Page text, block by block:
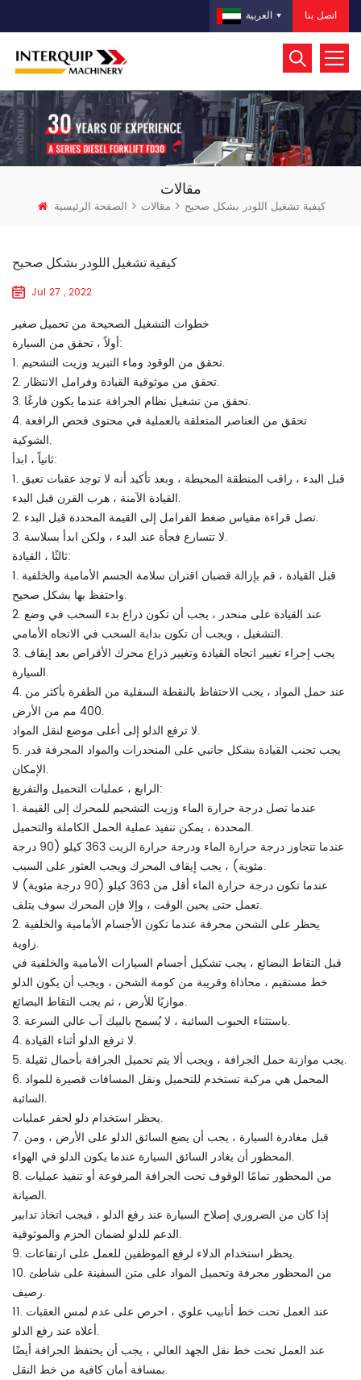
اتصل بنا العربية
مقالات
الصفحة الرئيسية مقالات كيفية تشغيل اللودر بشكل صحيح
كيفية تشغيل اللودر بشكل صحيح
Jul 27 , 2022
خطوات التشغيل الصحيحة من تحميل صغير
أولاً ، تحقق من السيارة:
1. تحقق من الوقود وماء التبريد وزيت التشحيم.
2. تحقق من موثوقية القيادة وفرامل الانتظار.
3. تحقق من تشغيل نظام الجرافة عندما يكون فارغًا.
4. تحقق من العناصر المتعلقة بالعملية في محتوى فحص الرافعة
الشوكية.
ثانياً ، ابدأ:
1. قبل البدء ، راقب المنطقة المحيطة ، وبعد تأكيد أنه لا توجد عقبات تعيق
القيادة الآمنة ، هرب القرن قبل البدء.
2. تصل قراءة مقياس ضغط الفرامل إلى القيمة المحددة قبل البدء.
3. لا تتسارع فجأة عند البدء ، ولكن ابدأ بسلاسة.
ثالثًا ، القيادة:
1. قبل القيادة ، قم بإزالة قضبان اقتران سلامة الجسم الأمامية والخلفية
واحتفظ بها بشكل صحيح.
2. عند القيادة على منحدر ، يجب أن تكون ذراع بدء السحب في وضع
التشغيل ، ويجب أن تكون بداية السحب في الاتجاه الأمامي.
3. يجب إجراء تغيير اتجاه القيادة وتغيير ذراع محرك الأقراص بعد إيقاف
السيارة.
4. عند حمل المواد ، يجب الاحتفاظ بالنقطة السفلية من الطفرة بأكثر من
400 مم من الأرض.
لا ترفع الدلو إلى أعلى موضع لنقل المواد.
5. يجب تجنب القيادة بشكل جانبي على المنحدرات والمواد المجرفة قدر
الإمكان.
الرابع ، عمليات التحميل والتفريغ:
1. عندما تصل درجة حرارة الماء وزيت التشحيم للمحرك إلى القيمة
المحددة ، يمكن تنفيذ عملية الحمل الكاملة والتحميل.
عندما تتجاوز درجة حرارة الماء ودرجة حرارة الزيت 363 كيلو (90 درجة
مئوية) ، يجب إيقاف المحرك ويجب العثور على السبب.
عندما تكون درجة حرارة الماء أقل من 363 كيلو (90 درجة مئوية) لا
تعمل حتى يحين الوقت ، وإلا فإن المحرك سوف يتلف.
2. يحظر على الشحن مجرفة عندما تكون الأجسام الأمامية والخلفية
زاوية.
قبل التقاط البضائع ، يجب تشكيل أجسام السيارات الأمامية والخلفية في
خط مستقيم ، محاذاة وقريبة من كومة الشحن ، ويجب أن يكون الدلو
موازيًا للأرض ، ثم يجب التقاط البضائع.
3. باستثناء الحبوب السائبة ، لا يُسمح بالبيك آب عالي السرعة.
4. لا ترفع الدلو أثناء القيادة.
5. يجب موازنة حمل الجرافة ، ويجب ألا يتم تحميل الجرافة بأحمال ثقيلة.
6. المحمل هي مركبة تستخدم للتحميل ونقل المسافات قصيرة للمواد
السائبة.
يحظر استخدام دلو لحفر عمليات.
7. قبل مغادرة السيارة ، يجب أن يضع السائق الدلو على الأرض ، ومن
المحظور أن يغادر السائق السيارة عندما يكون الدلو في الهواء.
8. من المحظور تمامًا الوقوف تحت الجرافة المرفوعة أو تنفيذ عمليات
الصيانة.
إذا كان من الضروري إصلاح السيارة عند رفع الدلو ، فيجب اتخاذ تدابير
الدعم للدلو لضمان الحزم والموثوقية.
9. يحظر استخدام الدلاء لرفع الموظفين للعمل على ارتفاعات.
10. من المحظور مجرفة وتحميل المواد على متن السفينة على شاطئ
رصيف.
11. عند العمل تحت خط أنابيب علوي ، احرص على عدم لمس العقبات
أعلاه عند رفع الدلو.
عند العمل تحت خط نقل الجهد العالي ، يجب أن يحتفظ الجرافة أيضًا
بمسافة أمان كافية من خط النقل.